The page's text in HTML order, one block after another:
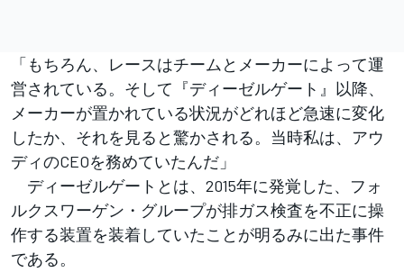
「もちろん、レースはチームとメーカーによって運
営されている。そして『ディーゼルゲート』以降、
メーカーが置かれている状況がどれほど急速に変化
したか、それを見ると驚かされる。当時私は、アウ
ディのCEOを務めていたんだ」
ディーゼルゲートとは、2015年に発覚した、フォ
ルクスワーゲン・グループが排ガス検査を不正に操
作する装置を装着していたことが明るみに出た事件
である。